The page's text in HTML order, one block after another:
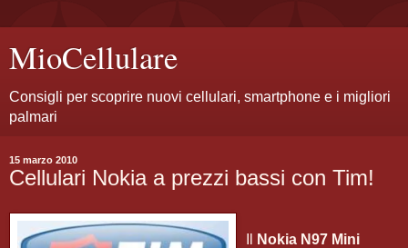
MioCellulare
Consigli per scoprire nuovi cellulari, smartphone e i migliori
palmari
15 marzo 2010
Cellulari Nokia a prezzi bassi con Tim!
Nokia N97 Mini